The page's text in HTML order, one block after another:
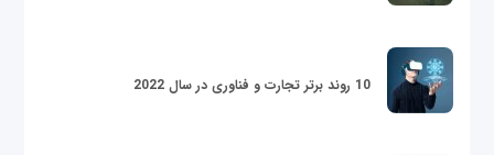
10 روند برتر تجارت و فناوری در سال 2022